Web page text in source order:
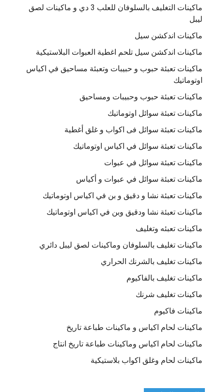
ماكينات التغليف بالسلوفان للعلب 3 دي و ماكينات لصق
ليبل
ماكينات اندكشن سيل
ماكينات اندكشن سيل تلحم اغطية العبوات البلاستيكية
ماكينات تعبئة حبوب و حبيبات وتعبئة مساحيق في اكياس
اوتوماتيك
ماكينات تعبئة حبوب وحبيبات ومساحيق
ماكينات تعبئة سوائل اوتوماتيك
ماكينات تعبئة سوائل فى اكواب و غلق أغطية
ماكينات تعبئة سوائل في اكياس اوتوماتيك
ماكينات تعبئة سوائل في عبوات
ماكينات تعبئة سوائل في عبوات و أكياس
ماكينات تعبئة نشا و دقيق و بن في اكياس اوتوماتيك
ماكينات تعبئة نشا ودقيق وبن في اكياس اوتوماتيك
ماكينات تعبئه وتغليف
ماكينات تغليف بالسلوفان وماكينات لصق ليبل دائري
ماكينات تغليف بالشرنك الحراري
ماكينات تغليف بالفاكيوم
ماكينات تغليف شرنك
ماكينات فاكيوم
ماكينات لحام اكياس و ماكينات طباعة تاريخ
ماكينات لحام اكياس وماكينات طباعة تاريخ انتاج
ماكينات لحام وغلق اكواب بلاستيكية